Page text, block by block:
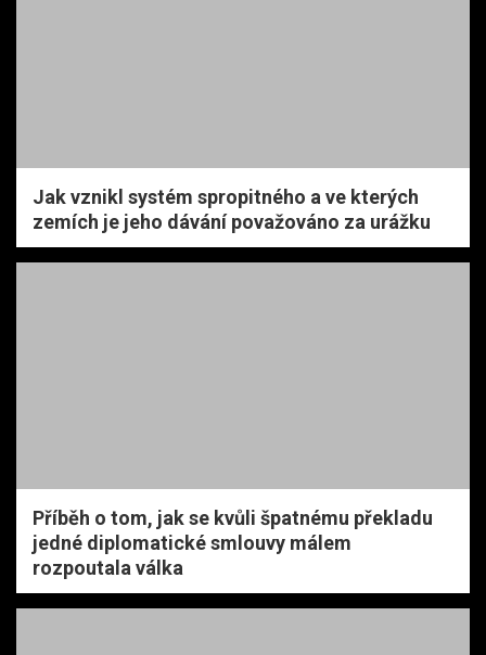
Jak vznikl systém spropitného a ve kterých
zemích je jeho dávání považováno za urážku
Příběh o tom, jak se kvůli špatnému překladu
jedné diplomatické smlouvy málem
rozpoutala válka